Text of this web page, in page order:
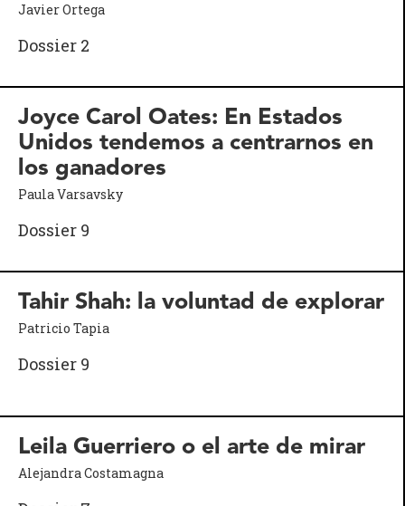
Javier Ortega
Dossier 2
Joyce Carol Oates: En Estados
Unidos tendemos a centrarnos en
los ganadores
Paula Varsavsky
Dossier 9
Tahir Shah: la voluntad de explorar
Patricio Tapia
Dossier 9
Leila Guerriero o el arte de mirar
Alejandra Costamagna